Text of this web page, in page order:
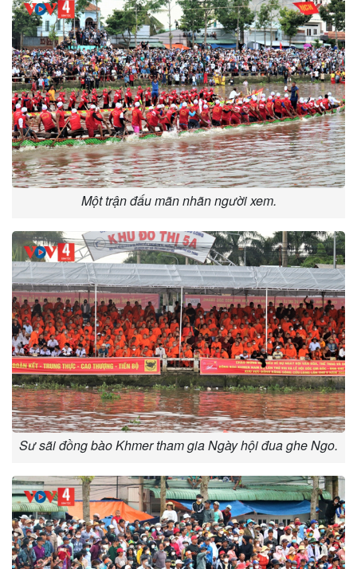
Một trận đấu mãn nhãn người xem.
Sư sãi đồng bào Khmer tham gia Ngày hội đua ghe Ngo.